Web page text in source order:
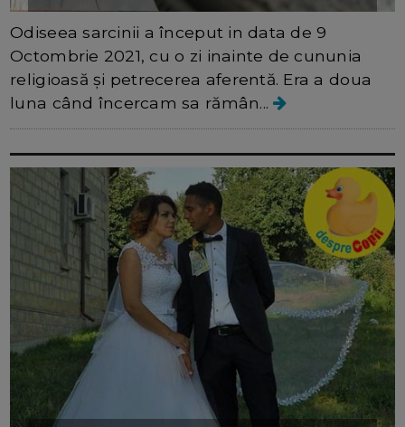
Odiseea sarcinii a început in data de 9
Octombrie 2021, cu o zi inainte de cununia
religioasă și petrecerea aferentă. Era a doua
luna când încercam sa rămân...